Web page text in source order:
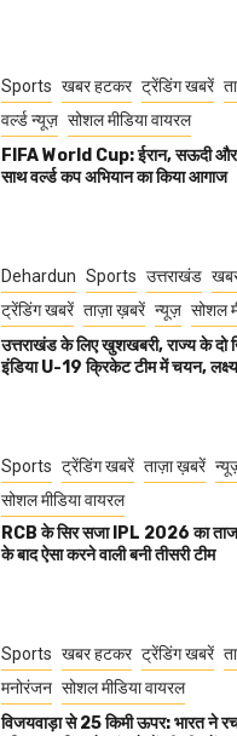
Sports खबर हटकर ट्रेंडिंग खबरें
वर्ल्ड न्यूज़ सोशल मीडिया वायरल
FIFA World Cup: ईरान, सऊदी और
साथ वर्ल्ड कप अभियान का किया आगाज
Dehardun Sports उत्तराखंड
ट्रेंडिंग खबरें ताज़ा ख़बरें न्यूज़ सोशल
उत्तराखंड के लिए खुशखबरी, राज्य के दो
इंडिया U-19 क्रिकेट टीम में चयन,
Sports ट्रेंडिंग खबरें ताज़ा ख़बरें
सोशल मीडिया वायरल
RCB के सिर सजा IPL 2026 का
के बाद ऐसा करने वाली बनी तीसरी टीम
Sports खबर हटकर ट्रेंडिंग खबरें
मनोरंजन सोशल मीडिया वायरल
विजयवाड़ा से 25 किमी ऊपर: भारत ने